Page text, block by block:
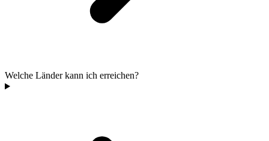
Welche Länder kann ich erreichen?